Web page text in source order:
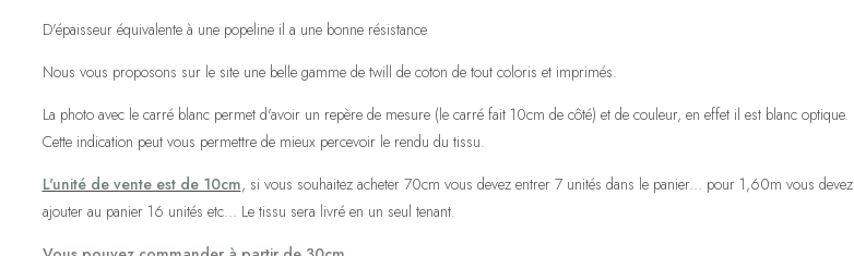
D'épaisseur équivalente à une popeline il a une bonne résistance
Nous vous proposons sur le site une belle gamme de twill de coton de tout coloris et imprimés.
La photo avec le carré blanc permet d'avoir un repère de mesure (le carré fait 10cm de côté) et de couleur, en effet il est blanc optique.
Cette indication peut vous permettre de mieux percevoir le rendu du tissu.
L'unité de vente est de 10cm, si vous souhaitez acheter 70cm vous devez entrer 7 unités dans le panier... pour 1,60m vous devez
ajouter au panier 16 unités etc... Le tissu sera livré en un seul tenant.